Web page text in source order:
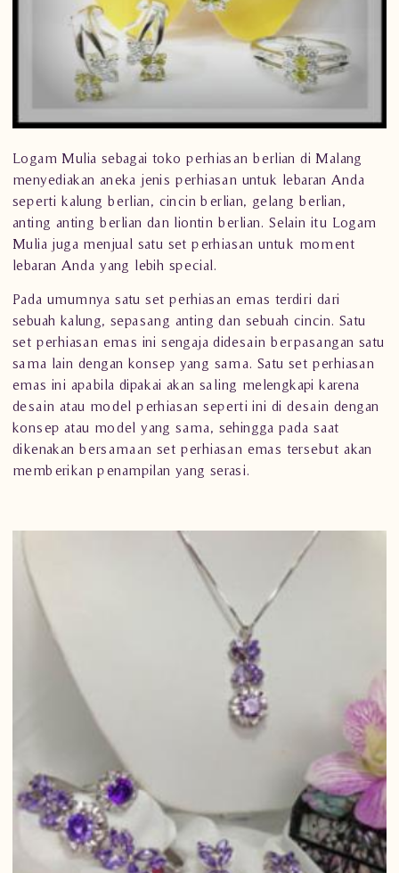
Logam Mulia sebagai toko perhiasan berlian di Malang
menyediakan aneka jenis perhiasan untuk lebaran Anda
seperti kalung berlian, cincin berlian, gelang berlian,
anting anting berlian dan liontin berlian. Selain itu Logam
Mulia juga menjual satu set perhiasan untuk moment
lebaran Anda yang lebih special.
Pada umumnya satu set perhiasan emas terdiri dari
sebuah kalung, sepasang anting dan sebuah cincin. Satu
set perhiasan emas ini sengaja didesain berpasangan satu
sama lain dengan konsep yang sama. Satu set perhiasan
emas ini apabila dipakai akan saling melengkapi karena
desain atau model perhiasan seperti ini di desain dengan
konsep atau model yang sama, sehingga pada saat
dikenakan bersamaan set perhiasan emas tersebut akan
memberikan penampilan yang serasi.